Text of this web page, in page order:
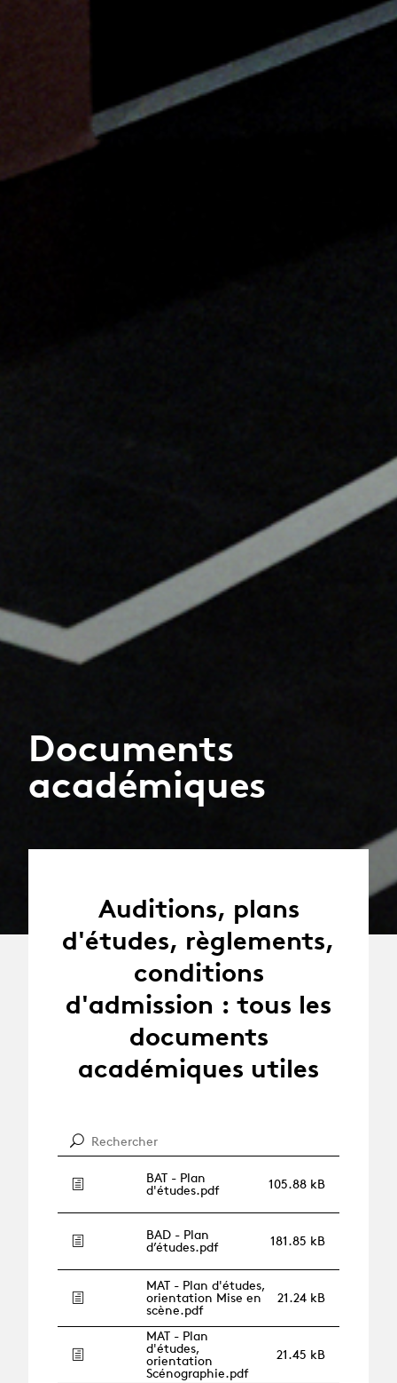
Documents
académiques
Auditions, plans
d'études, règlements,
conditions
d'admission : tous les
documents
académiques utiles
BAT - Plan
d'études.pdf
105.88 kB
BAD - Plan
d’études.pdf
181.85 kB
MAT - Plan d'études,
orientation Mise en
scène.pdf
21.24 kB
MAT - Plan
d'études,
orientation
Scénographie.pdf
21.45 kB